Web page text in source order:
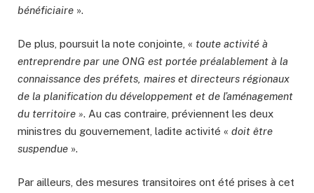
bénéficiaire ».
De plus, poursuit la note conjointe, « toute activité à
entreprendre par une ONG est portée préalablement à la
connaissance des préfets, maires et directeurs régionaux
de la planification du développement et de l’aménagement
du territoire ». Au cas contraire, préviennent les deux
ministres du gouvernement, ladite activité « doit être
suspendue ».
Par ailleurs, des mesures transitoires ont été prises à cet